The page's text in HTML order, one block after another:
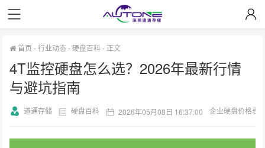
首页 -行业动态-硬盘百科- 正文
4T监控硬盘怎么选？2026年最新行情
与避坑指南
道通存储 硬盘百科 2026年05月08日 16:37:00 企业硬盘价格表